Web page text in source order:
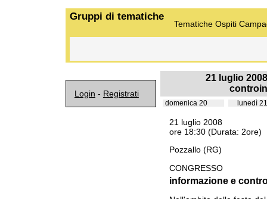
Gruppi di tematiche
Tematiche Ospiti
Login - Registrati
21 luglio
domenica 20 lunedì
21 luglio 2008
ore 18:30 (Durata: 2ore)
Pozzallo (RG)
CONGRESSO
informazione e